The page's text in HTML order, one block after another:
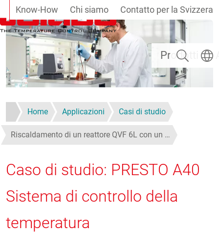
Salta al contenuto principale
Prodotti
Know-How Chi siamo Contatto per la Svizzera
Ricerca
Home Applicazioni Casi di studio
Riscaldamento di un reattore QVF 6L con un …
Caso di studio: PRESTO A40
Sistema di controllo della
temperatura